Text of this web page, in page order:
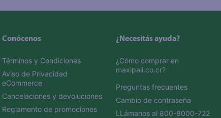
Conócenos
Términos y Condiciones
Aviso de Privacidad
eCommerce
Cancelaciones y devoluciones
Reglamento de promociones
¿Necesitás ayuda?
¿Cómo comprar en
maxipali.co.cr?
Preguntas frecuentes
Cambio de contraseña
LLámanos al 800-8000-722